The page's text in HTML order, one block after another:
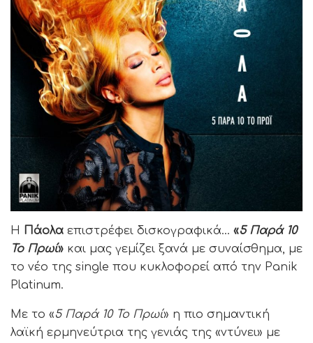
H Πάολα επιστρέφει δισκογραφικά… «5 Παρά 10
Το Πρωί» και μας γεμίζει ξανά με συναίσθημα, με
το νέο της single που κυκλοφορεί από την Panik
Platinum.
Με το «5 Παρά 10 Το Πρωί» η πιο σημαντική
λαϊκή ερμηνεύτρια της γενιάς της «ντύνει» με